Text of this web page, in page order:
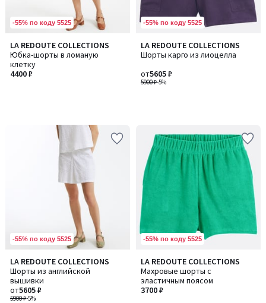
-55% по коду 5525
LA REDOUTE COLLECTIONS
Юбка-шорты в ломаную
клетку
4400 ₽
-55% по коду 5525
LA REDOUTE COLLECTIONS
Шорты карго из лиоцелла
5900 ₽-5%
от5605 ₽
-55% по коду 5525
LA REDOUTE COLLECTIONS
Шорты из английской
вышивки
5900 ₽-5%
от5605 ₽
-55% по коду 5525
LA REDOUTE COLLECTIONS
Махровые шорты с
эластичным поясом
3700 ₽